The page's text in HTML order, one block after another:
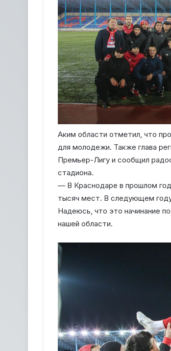
Аким области отметил, что
для молодежи. Также глава
Премьер-Лигу и сообщил
стадиона.
— В Краснодаре в прошлом
тысяч мест. В следующем
Надеюсь, что это начинание
нашей области.